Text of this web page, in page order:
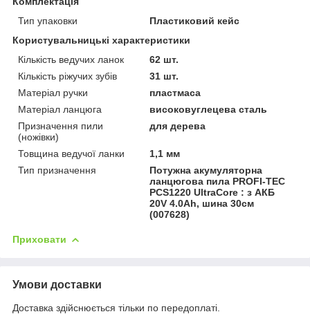
Тип упаковки
Пластиковий кейс
Користувальницькі характеристики
Кількість ведучих ланок
62 шт.
Кількість ріжучих зубів
31 шт.
Матеріал ручки
пластмаса
Матеріал ланцюга
високовуглецева сталь
Призначення пили
(ножівки)
для дерева
Товщина ведучої ланки
1,1 мм
Тип призначення
Потужна акумуляторна
ланцюгова пила PROFI-TEC
PCS1220 UltraCore : з АКБ
20V 4.0Аh, шина 30см
(007628)
Приховати
Умови доставки
Доставка здійснюється тільки по передоплаті.